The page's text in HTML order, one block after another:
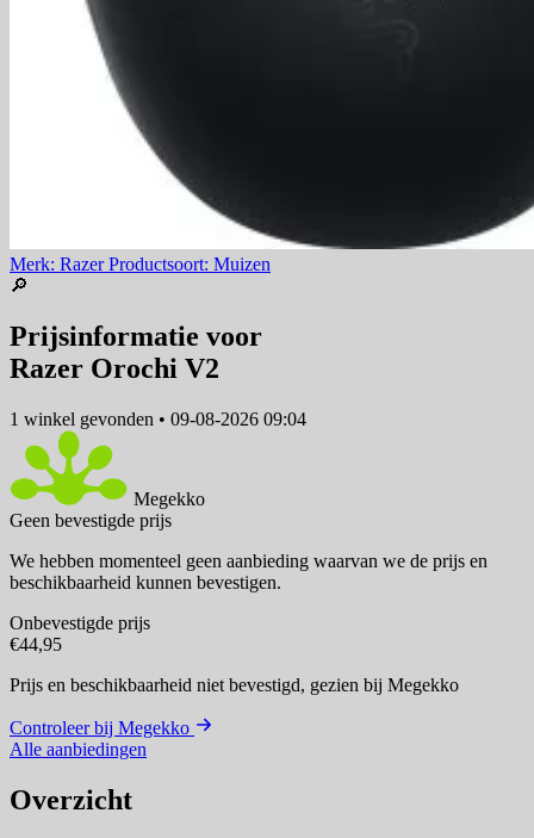
Merk: RazerProductsoort: Muizen
🔎
Prijsinformatie voor
Razer Orochi V2
1 winkel gevonden • 09-08-2026 09:04
Megekko
Geen bevestigde prijs
We hebben momenteel geen aanbieding waarvan we de prijs en
beschikbaarheid kunnen bevestigen.
Onbevestigde prijs
€44,95
Prijs en beschikbaarheid niet bevestigd, gezien bij Megekko
Controleer bij Megekko
Alle aanbiedingen
Overzicht